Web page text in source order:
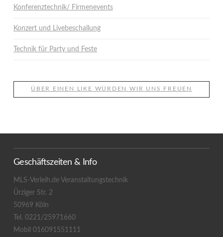
Konferenztechnik/ Firmenevents
Konzert und Livebeschallung
Technik für Party und Feste
ÜBER EINEN LIKE WÜRDEN WIR UNS FREUEN
Geschäftszeiten & Info
MLS-Verleih.de Veranstaltungstechnik
Ürziger Str. 2
50969 Köln
Tel. 0221/25971660
Mobil 016091551111